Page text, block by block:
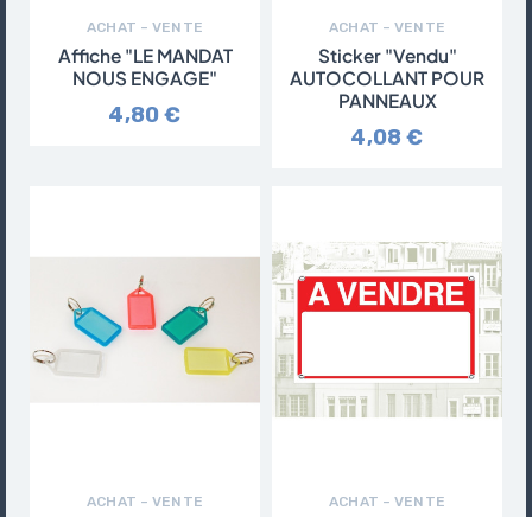
ACHAT – VENTE
Affiche "LE MANDAT
NOUS ENGAGE"
4,80 €
ACHAT – VENTE
Sticker "Vendu"
AUTOCOLLANT POUR
PANNEAUX
4,08 €
ACHAT – VENTE ACHAT – VENTE